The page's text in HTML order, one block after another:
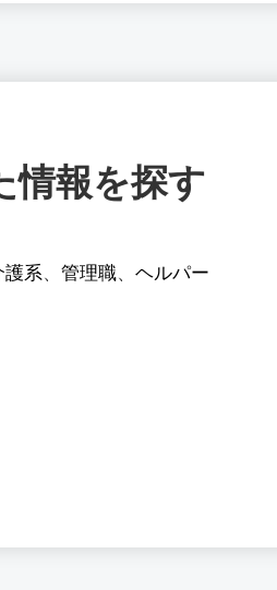
情報を探す
護系、 管理職、 ヘルパー